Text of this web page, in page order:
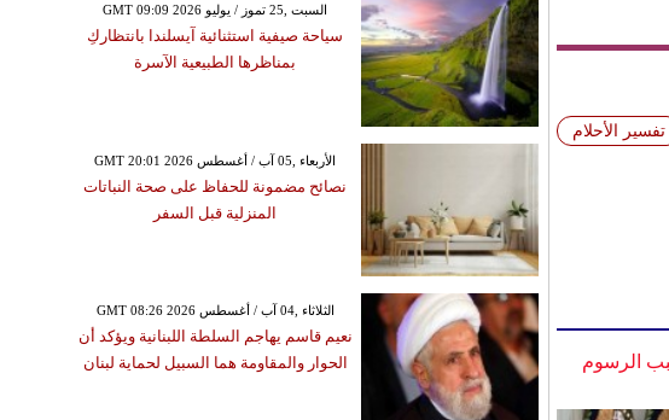
تفسير الأحلام
الرسوم
GMT 09:09 2026 السبت ,25 تموز / يوليو
سياحة صيفية استثنائية آيسلندا بانتظاركِ
بمناظرها الطبيعية الآسرة
GMT 20:01 2026 الأربعاء ,05 آب / أغسطس
نصائح مضمونة للحفاظ على صحة النباتات
المنزلية قبل السفر
GMT 08:26 2026 الثلاثاء ,04 آب / أغسطس
نعيم قاسم يهاجم السلطة اللبنانية ويؤكد أن
الحوار والمقاومة هما السبيل لحماية لبنان